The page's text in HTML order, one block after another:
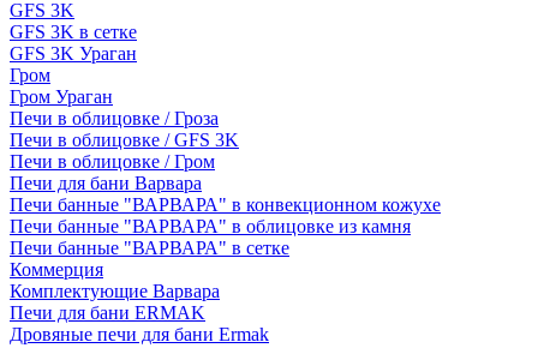
GFS 3K
GFS 3K в сетке
GFS 3K Ураган
Гром
Гром Ураган
Печи в облицовке / Гроза
Печи в облицовке / GFS 3K
Печи в облицовке / Гром
Печи для бани Варвара
Печи банные "ВАРВАРА" в конвекционном кожухе
Печи банные "ВАРВАРА" в облицовке из камня
Печи банные "ВАРВАРА" в сетке
Коммерция
Комплектующие Варвара
Печи для бани ERMAK
Дровяные печи для бани Ermak